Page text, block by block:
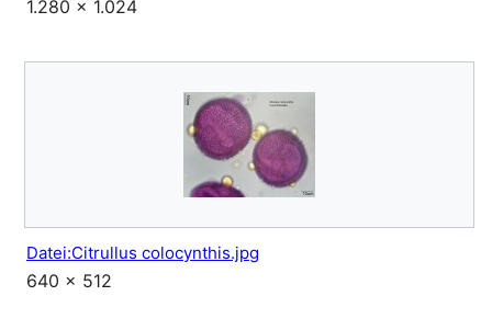
1.280 × 1.024
Datei:Citrullus colocynthis.jpg
640 × 512